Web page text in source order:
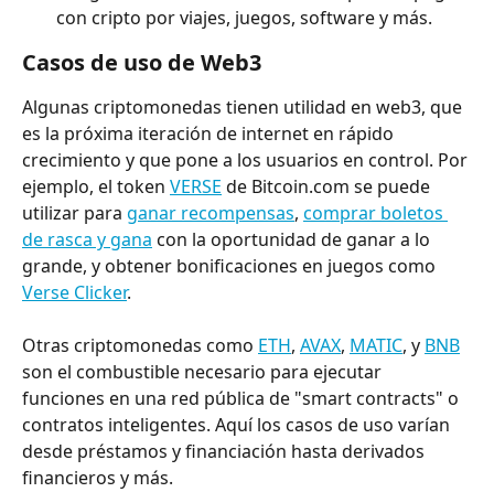
con cripto por viajes, juegos, software y más.
Casos de uso de Web3
Algunas criptomonedas tienen utilidad en web3, que
es la próxima iteración de internet en rápido
crecimiento y que pone a los usuarios en control. Por
ejemplo, el token VERSE de Bitcoin.com se puede
utilizar para ganar recompensas, comprar boletos
de rasca y gana con la oportunidad de ganar a lo
grande, y obtener bonificaciones en juegos como
Verse Clicker.
Otras criptomonedas como ETH, AVAX, MATIC, y BNB
son el combustible necesario para ejecutar
funciones en una red pública de "smart contracts" o
contratos inteligentes. Aquí los casos de uso varían
desde préstamos y financiación hasta derivados
financieros y más.